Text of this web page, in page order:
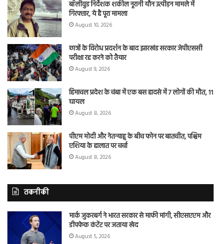
बॉलीवुड निर्देशक शकील नूरानी यौन उत्पीड़न मामले में
गिरफ्तार, ये है पूरा मामला
August 10, 2026
छात्रों के विरोध प्रदर्शन के बाद झारखंड सरकार जेपीएससी
परीक्षा रद्द करने को तैयार
August 9, 2026
हिमाचल प्रदेश के चंबा में एक बस हादसे में 7 लोगों की मौत, 11
घायल
August 8, 2026
पीएम मोदी और नेतन्याहू के बीच फोन पर बातचीत, पश्चिम
एशिया के हालात पर चर्चा
August 8, 2026
तकनीकी
मार्क जुकरबर्ग ने भारत सरकार से माफी मांगी, सीएसएएम और
डीपफेक कंटेंट पर जताया खेद
August 5, 2026